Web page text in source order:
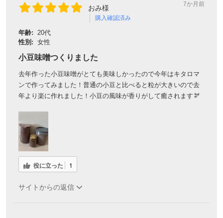
おみ様
購入確認済み
7か月前
年齢: 20代
性別: 女性
小豆味噌つくりました
去年作った小豆味噌がとても美味しかったので今年はキタロマ
ンで作ってみました！普通の小豆と比べると粒が大きいので去
年より楽に作れました！小豆の風味が香りがして癒されます🫘
役に立った 1
サイトからの返信
今すぐ使える
新規会員様限定